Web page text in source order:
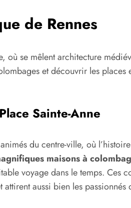
de Rennes
se mêlent architecture
et découvrir les places
Sainte-Anne
du centre-ville, où
maisons à
voyage dans le temps. Ces
aussi bien les passionnés